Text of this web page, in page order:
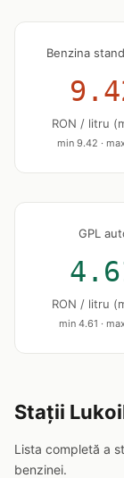
Benzina
RON / litru
min 9.42 ·
GPL
RON / litru
min 4.61 ·
Stații
Lista completă a
benzinei.